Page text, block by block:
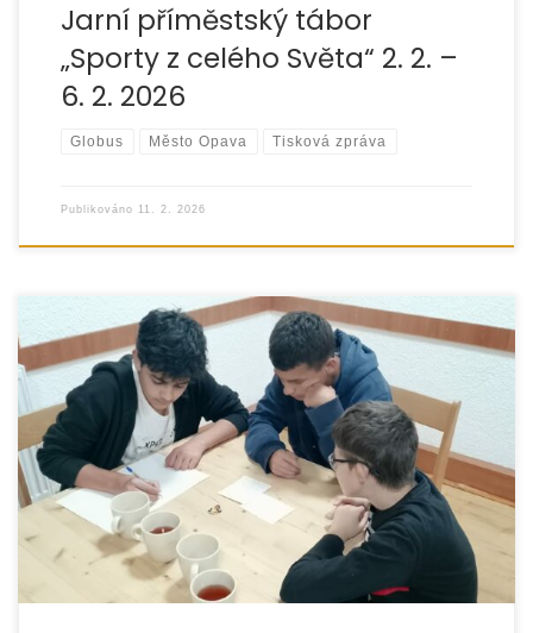
Jarní příměstský tábor
„Sporty z celého Světa“ 2. 2. –
6. 2. 2026
Globus Město Opava Tisková zpráva
Publikováno 11. 2. 2026
Na Jesenicku byl v roce 2025 realizován projekt ReSTART –
Next Step, který navázal na předchozí úspěšný ročník
a pokračoval v podpoře mladistvých